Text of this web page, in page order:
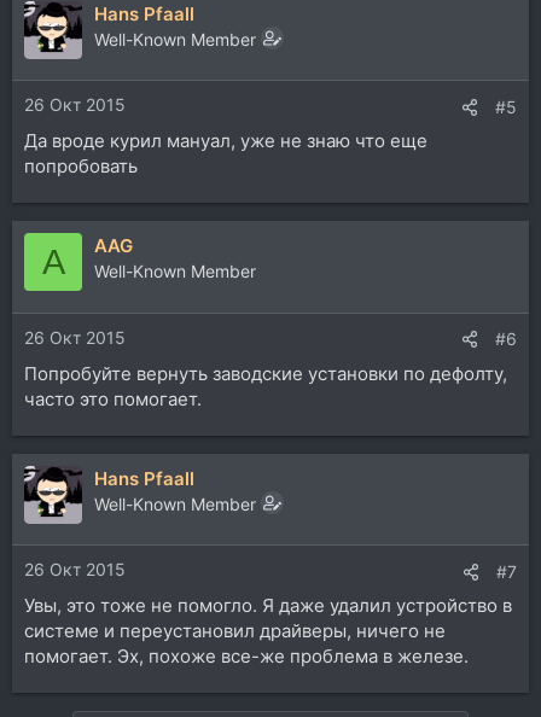
Hans Pfaall
Well-Known Member
26 Окт 2015 #5
Да вроде курил мануал, уже не знаю что еще
попробовать
A AAG
Well-Known Member
26 Окт 2015 #6
Попробуйте вернуть заводские установки по дефолту,
часто это помогает.
Hans Pfaall
Well-Known Member
26 Окт 2015 #7
Увы, это тоже не помогло. Я даже удалил устройство в
системе и переустановил драйверы, ничего не
помогает. Эх, похоже все-же проблема в железе.